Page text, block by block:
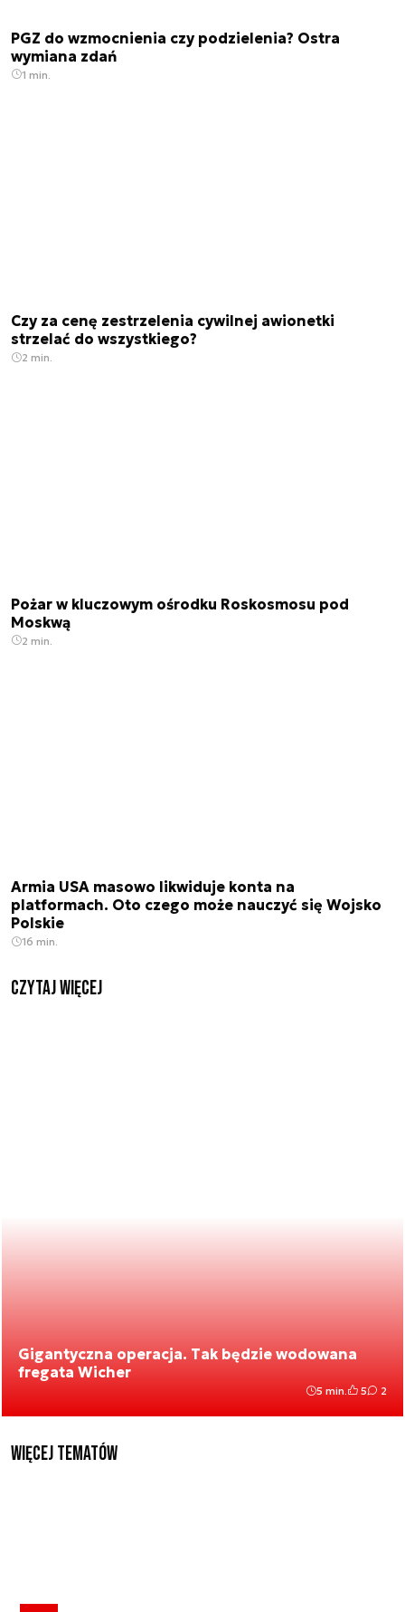
PGZ do wzmocnienia czy podzielenia? Ostra
wymiana zdań
1 min.
Czy za cenę zestrzelenia cywilnej awionetki
strzelać do wszystkiego?
2 min.
Pożar w kluczowym ośrodku Roskosmosu pod
Moskwą
2 min.
Armia USA masowo likwiduje konta na
platformach. Oto czego może nauczyć się Wojsko
Polskie
16 min.
czytaj więcej
Gigantyczna operacja. Tak będzie wodowana
fregata Wicher
5 min. 5 2
Więcej tematów